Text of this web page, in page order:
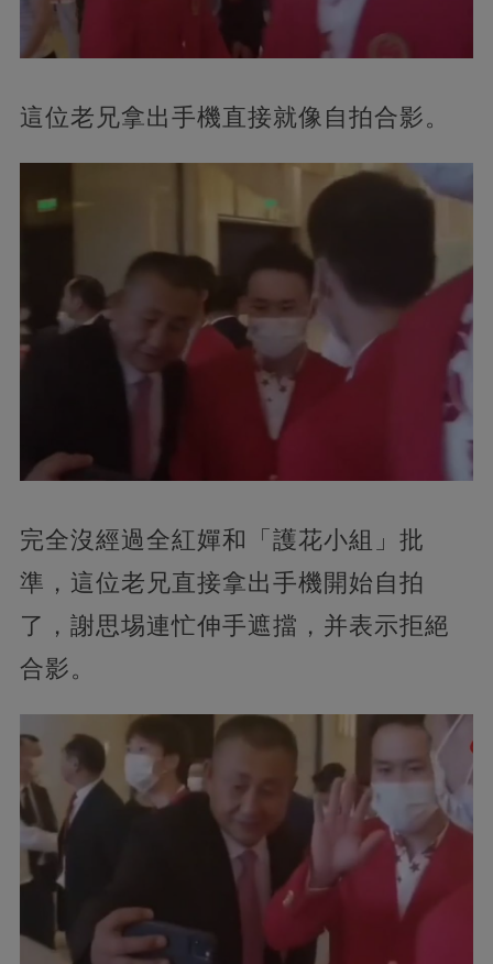
這位老兄拿出手機直接就像自拍合影。
完全沒經過全紅嬋和「護花小組」批
準，這位老兄直接拿出手機開始自拍
了，謝思埸連忙伸手遮擋，并表示拒絕
合影。